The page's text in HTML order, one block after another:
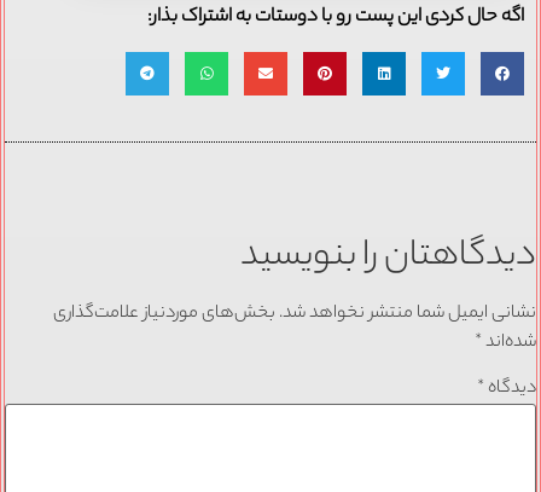
اگه حال کردی این پست رو با دوستات به اشتراک بذار:
دیدگاهتان را بنویسید
نشانی ایمیل شما منتشر نخواهد شد. بخش‌های موردنیاز علامت‌گذاری
شده‌اند*
دیدگاه *